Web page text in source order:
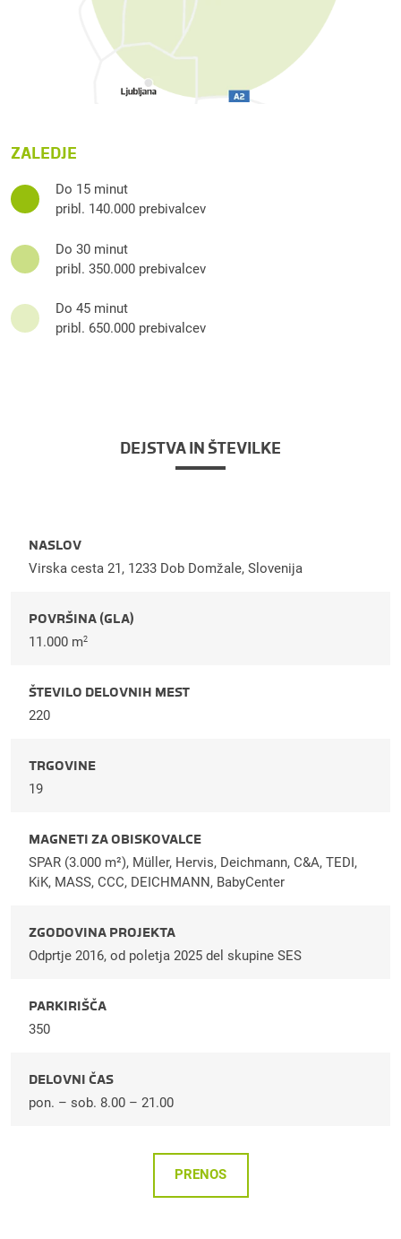
ZALEDJE
Do 15 minut
pribl. 140.000 prebivalcev
Do 30 minut
pribl. 350.000 prebivalcev
Do 45 minut
pribl. 650.000 prebivalcev
DEJSTVA IN ŠTEVILKE
NASLOV
Virska cesta 21, 1233 Dob Domžale, Slovenija
POVRŠINA (GLA)
11.000 m2
ŠTEVILO DELOVNIH MEST
220
TRGOVINE
19
MAGNETI ZA OBISKOVALCE
SPAR (3.000 m²), Müller, Hervis, Deichmann, C&A, TEDI,
KiK, MASS, CCC, DEICHMANN, BabyCenter
ZGODOVINA PROJEKTA
Odprtje 2016, od poletja 2025 del skupine SES
PARKIRIŠČA
350
DELOVNI ČAS
pon. – sob. 8.00 – 21.00
PRENOS